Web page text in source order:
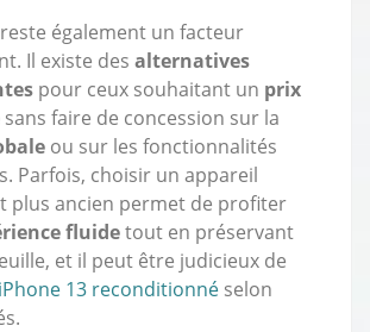
reste également un facteur
Il existe des alternatives
pour ceux souhaitant un prix
sans faire de concession sur la
ou sur les fonctionnalités
Parfois, choisir un appareil
plus ancien permet de profiter
fluidetout en préservant
et il peut être judicieux de
13 reconditionné selon